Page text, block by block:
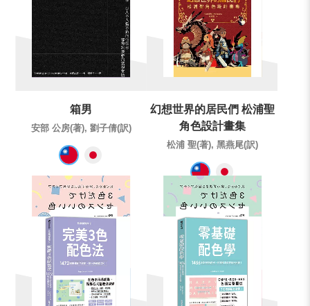
箱男
安部 公房(著), 劉子倩(訳)
幻想世界的居民們 松浦聖
角色設計畫集
松浦 聖(著), 黑燕尾(訳)